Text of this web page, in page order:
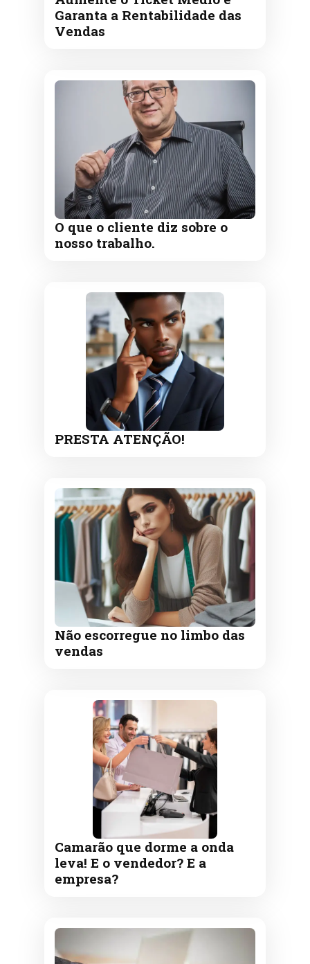
Garanta a Rentabilidade das
Vendas
O que o cliente diz sobre o
nosso trabalho.
PRESTA ATENÇÃO!
Não escorregue no limbo das
vendas
Camarão que dorme a onda
leva! E o vendedor? E a
empresa?